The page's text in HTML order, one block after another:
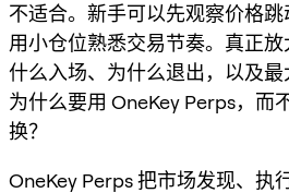
不适合。新手可以先观察价格跳
用小仓位熟悉交易节奏。真正
什么入场、为什么退出，以及最
为什么要用 OneKey Perps，而
换？
OneKey Perps 把市场发现、执